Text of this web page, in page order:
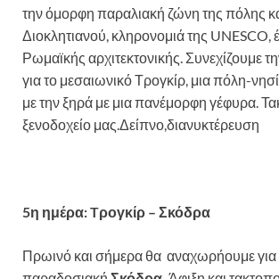
την όμορφη παραλιακή ζώνη της πόλης
Διοκλητιανού, κληρονομιά της UNESCO,
Ρωμαϊκής αρχιτεκτονικής. Συνεχίζουμε
για το μεσαιωνικό Τρογκίρ, μια πόλη-
με την ξηρά με μια πανέμορφη γέφυρα.
ξενοδοχείο μας.Δείπνο,διανυκτέρευση
5η ημέρα:Tρογκίρ – Σκόδρα
Πρωινό και σήμερα θα αναχωρήουμε για